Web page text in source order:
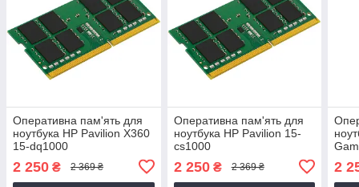
Оперативна пам'ять для
ноутбука HP Pavilion X360
15-dq1000
2 250 ₴ 2 369 ₴
Оперативна пам'ять для
ноутбука HP Pavilion 15-
cs1000
2 250₴ 2 369 ₴ 2